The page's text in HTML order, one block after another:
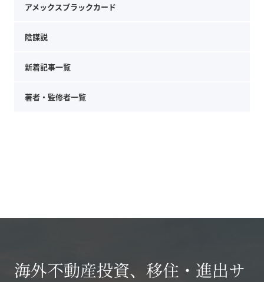
アメックスブラックカード
陰謀説
新着記事一覧
著者・監修者一覧
海外不動産投資、移住・進出サ